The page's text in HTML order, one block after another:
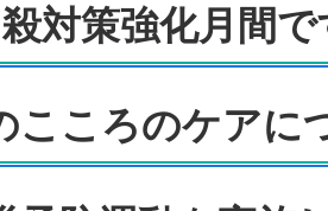
対策強化月間で
こころのケアに